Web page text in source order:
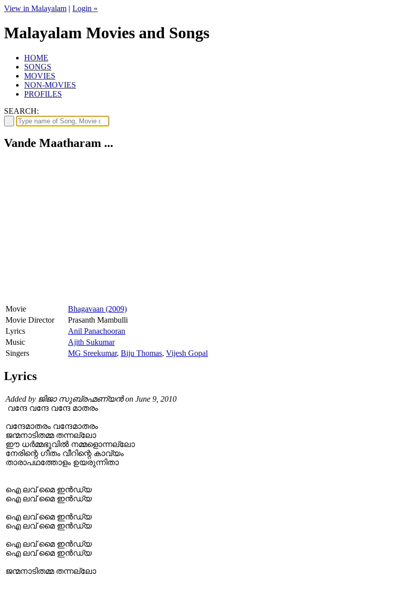
View in Malayalam | Login »
Malayalam Movies and Songs
HOME
SONGS
MOVIES
NON-MOVIES
PROFILES
SEARCH:
Vande Maatharam ...
Movie
Bhagavaan (2009)
Movie Director
Prasanth Mambulli
Lyrics
Anil Panachooran
Music
Ajith Sukumar
Singers
MG Sreekumar, Biju Thomas, Vijesh Gopal
Lyrics
Added by ജിജാ സുബ്രഹ്മണ്യൻ on June 9, 2010
വന്ദേ വന്ദേ വന്ദേ മാതരം
വന്ദേമാതരം വന്ദേമാതരം
ജന്മനാടിതമ്മ തന്നല്ലോ
ഈ ധർമ്മഭൂവിൽ നമ്മളൊന്നല്ലോ
നേരിന്റെ ഗീതം വീറിന്റെ കാവ്യം
താരാപഥത്തോളം ഉയരുന്നിതാ
ഐ ലവ് മൈ ഇൻ‌ഡ്യ
ഐ ലവ് മൈ ഇൻ‌ഡ്യ
ഐ ലവ് മൈ ഇൻ‌ഡ്യ
ഐ ലവ് മൈ ഇൻ‌ഡ്യ
ഐ ലവ് മൈ ഇൻ‌ഡ്യ
ഐ ലവ് മൈ ഇൻ‌ഡ്യ
ജന്മനാടിതമ്മ തന്നല്ലോ